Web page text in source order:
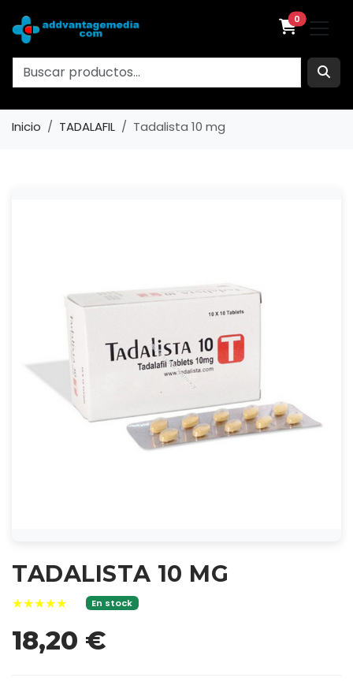
0
Inicio TADALAFIL Tadalista 10 mg
TADALISTA 10 MG
★★★★★ En stock
18,20 €